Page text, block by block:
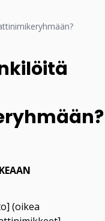
(oikea